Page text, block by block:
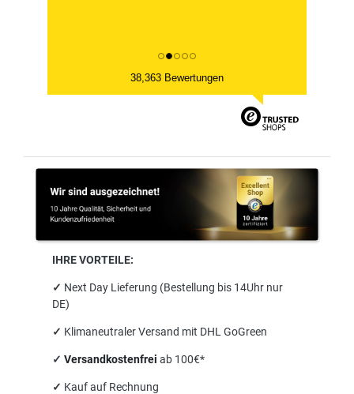
38,363 Bewertungen
IHRE VORTEILE:
✓ Next Day Lieferung (Bestellung bis 14Uhr nur
DE)
✓ Klimaneutraler Versand mit DHL GoGreen
✓ Versandkostenfrei ab 100€*
✓ Kauf auf Rechnung